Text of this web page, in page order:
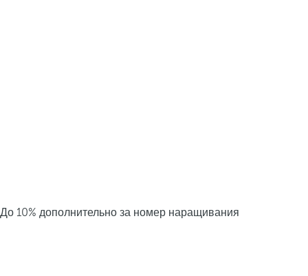
До 10% дополнительно за номер наращивания